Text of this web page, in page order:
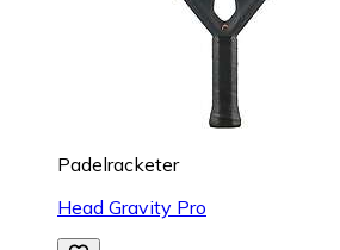
Padelracketer
Head Gravity Pro